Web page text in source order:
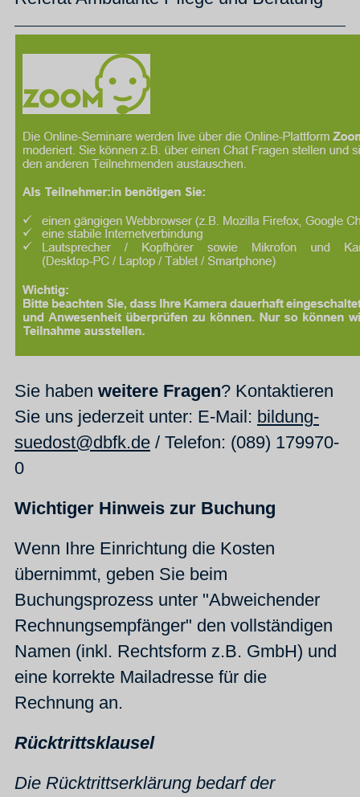
Sie haben weitere Fragen? Kontaktieren
Sie uns jederzeit unter: E-Mail: bildung-
suedost@dbfk.de / Telefon: (089) 179970-
0
Wichtiger Hinweis zur Buchung
Wenn Ihre Einrichtung die Kosten
übernimmt, geben Sie beim
Buchungsprozess unter "Abweichender
Rechnungsempfänger" den vollständigen
Namen (inkl. Rechtsform z.B. GmbH) und
eine korrekte Mailadresse für die
Rechnung an.
Rücktrittsklausel
Die Rücktrittserklärung bedarf der